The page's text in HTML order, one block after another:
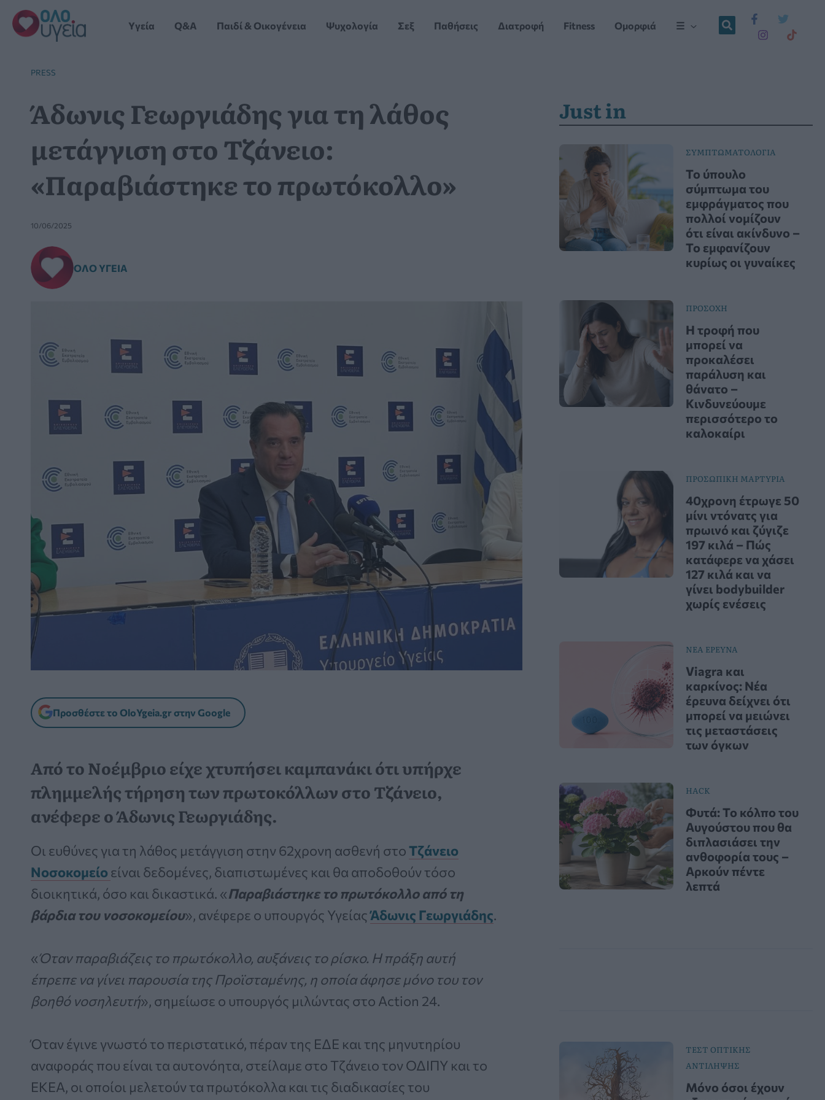
Μετάβαση
στο
περιεχόμενο
Yγεία Q&A Παιδί & Οικογένεια Ψυχολογία Σεξ Παθήσεις Διατροφή Fitness Ομορφιά ☰
PRESS
Άδωνις Γεωργιάδης για τη λάθος
μετάγγιση στο Τζάνειο:
«Παραβιάστηκε το πρωτόκολλο»
10/06/2025
ΌΛΟ ΥΓΕΊΑ
Προσθέστε το OloYgeia.gr στην Google
Από το Νοέμβριο είχε χτυπήσει καμπανάκι ότι υπήρχε
πλημμελής τήρηση των πρωτοκόλλων στο Τζάνειο,
ανέφερε ο Άδωνις Γεωργιάδης.
Οι ευθύνες για τη λάθος μετάγγιση στην 62χρονη ασθενή στοΤζάνειο
Νοσοκομείο είναι δεδομένες, διαπιστωμένες και θα αποδοθούν τόσο
διοικητικά, όσο και δικαστικά. «Παραβιάστηκε το πρωτόκολλο από τη
βάρδια του νοσοκομείου», ανέφερε ο υπουργός ΥγείαςΆδωνις Γεωργιάδης.
«Όταν παραβιάζεις το πρωτόκολλο, αυξάνεις το ρίσκο. Η πράξη αυτή
έπρεπε να γίνει παρουσία της Προϊσταμένης, η οποία άφησε μόνο του τον
βοηθό νοσηλευτή», σημείωσε ο υπουργός μιλώντας στο Action 24.
Όταν έγινε γνωστό το περιστατικό, πέραν της ΕΔΕ και της μηνυτηρίου
αναφοράς που είναι τα αυτονόητα, στείλαμε στο Τζάνειο τον ΟΔΙΠΥ και το
ΕΚΕΑ, οι οποίοι μελετούν τα πρωτόκολλα και τις διαδικασίες του
Just in
ΣΥΜΠΤΩΜΑΤΟΛΟΓΙΑ
Το ύπουλο
σύμπτωμα του
εμφράγματος που
πολλοί νομίζουν
ότι είναι ακίνδυνο –
Το εμφανίζουν
κυρίως οι γυναίκες
ΠΡΟΣΟΧΗ
Η τροφή που
μπορεί να
προκαλέσει
παράλυση και
θάνατο –
Κινδυνεύουμε
περισσότερο το
καλοκαίρι
ΠΡΟΣΩΠΙΚΗ ΜΑΡΤΥΡΙΑ
40χρονη έτρωγε 50
μίνι ντόνατς για
πρωινό και ζύγιζε
197 κιλά – Πώς
κατάφερε να χάσει
127 κιλά και να
γίνει bodybuilder
χωρίς ενέσεις
ΝΕΑ ΕΡΕΥΝΑ
Viagra και
καρκίνος: Νέα
έρευνα δείχνει ότι
μπορεί να μειώνει
τις μεταστάσεις
των όγκων
HACK
Φυτά: Το κόλπο του
Αυγούστου που θα
διπλασιάσει την
ανθοφορία τους –
Αρκούν πέντε
λεπτά
ΤΕΣΤ ΟΠΤΙΚΗΣ
ΑΝΤΙΛΗΨΗΣ
Μόνο όσοι έχουν